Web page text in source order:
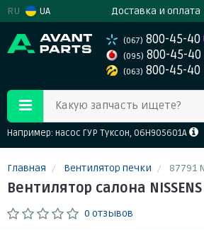
RU UA Доставка и оплата
(067) 800-45-40
(095) 800-45-40
(063) 800-45-40
Какую запчасть ищете?
Например: насос ГУР Туксон, 06H905601A
Главная Вентилятор печки 87791
Вентилятор салона
0 отзывов